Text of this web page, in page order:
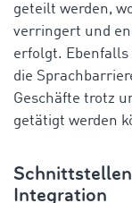
geteilt werden,
verringert und
erfolgt. Ebenfalls
die
Geschäfte trotz
getätigt werden
Integration